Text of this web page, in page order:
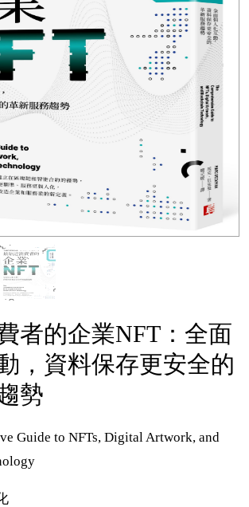
者的企業NFT：全面
，資料保存更安全的
勢
Guide to NFTs, Digital Artwork, and